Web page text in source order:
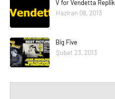
V for Vendetta
Haziran 08, 2013
Big Five
Şubat 23, 2013